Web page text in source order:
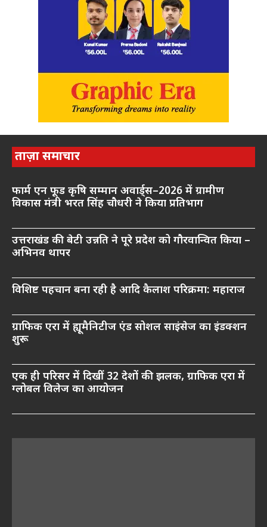
ताज़ा समाचार
फार्म एन फूड कृषि सम्मान अवार्ड्स–2026 में ग्रामीण
विकास मंत्री भरत सिंह चौधरी ने किया प्रतिभाग
उत्तराखंड की बेटी उन्नति ने पूरे प्रदेश को गौरवान्वित किया –
अभिनव थापर
विशिष्ट पहचान बना रही है आदि कैलाश परिक्रमा: महाराज
ग्राफिक एरा में ह्यूमैनिटीज एंड सोशल साइंसेज का इंडक्शन
शुरू
एक ही परिसर में दिखीं 32 देशों की झलक, ग्राफिक एरा में
ग्लोबल विलेज का आयोजन